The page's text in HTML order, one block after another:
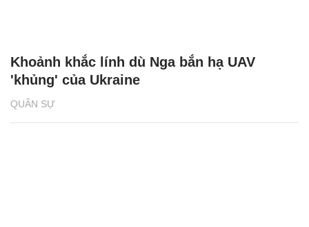
QUÂN SỰ
Khoảnh khắc lính dù Nga bắn hạ UAV
'khủng' của Ukraine